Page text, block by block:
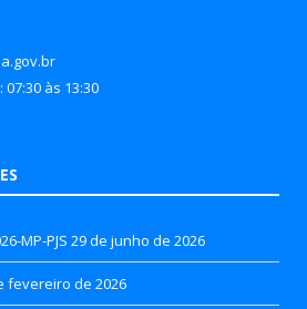
às 13:30
MP-PJS 29 de junho de 2026
fevereiro de 2026